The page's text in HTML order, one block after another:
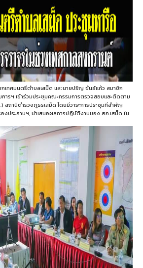
เทศมนตรีตำบลเสม็ด และนายปริญ ขันธ์แก้ว สมาชิก
การฯ เข้าร่วมประชุมคณะกรรมการตรวจสอบและติดตาม
สถานีตำรวจภูธรเสม็ด โดยมีวาระการประชุมที่สำคัญ
องประธานฯ, นำเสนอผลการปฏิบัติงานของ สภ.เสม็ด ใน